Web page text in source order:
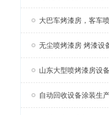
大巴车烤漆房，客车
无尘喷烤漆房 烤漆设
山东大型喷烤漆房设备
自动回收设备涂装生